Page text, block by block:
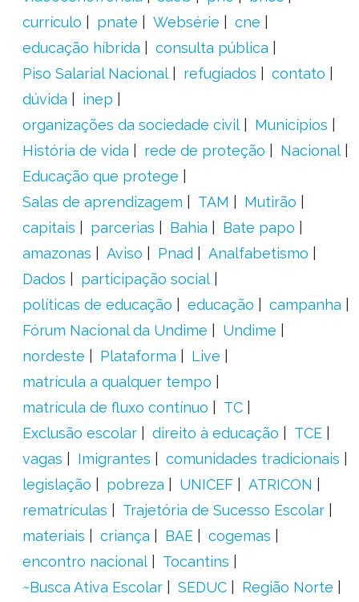
currículo
pnate Websérie
cne
educação híbrida
consulta pública
Piso Salarial Nacional
refugiados
contato
dúvida
inep
organizações da sociedade civil
Municípios
História de vida
rede de proteção
Nacional
Educação que protege
Salas de aprendizagem
TAM
Mutirão
capitais
parcerias Bahia
Bate papo
amazonas
Aviso Pnad
Analfabetismo
Dados
participação social
políticas de educação
educação
campanha
Fórum Nacional da Undime
Undime
nordeste
Plataforma
Live
matrícula a qualquer tempo
matrícula de fluxo contínuo
TC
Exclusão escolar
direito à educação
TCE
vagas
Imigrantes
comunidades tradicionais
legislação
pobreza UNICEF
ATRICON
rematrículas
Trajetória de Sucesso Escolar
materiais
criança BAE
cogemas
encontro nacional
Tocantins
~Busca Ativa Escolar
SEDUC
Região Norte